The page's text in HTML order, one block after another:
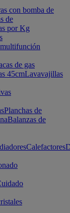
con bomba de
de
por Kg
de gas
45cmLavavajillas
Planchas de
Balanzas de
Calefactores